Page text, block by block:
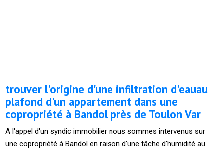
trouver l'origine d'une infiltration d'eauau
plafond d'un appartement dans une
copropriété à Bandol près de Toulon Var
A l'appel d'un syndic immobilier nous sommes intervenus sur
une copropriété à Bandol en raison d'une tâche d'humidité au